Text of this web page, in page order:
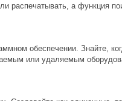
распечатывать, а функция
обеспечении. Знайте,
или удаляемым